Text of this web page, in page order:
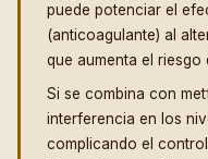
puede potenciar el
(anticoagulante) al
que aumenta el riesgo
Si se combina con
interferencia en los
complicando el